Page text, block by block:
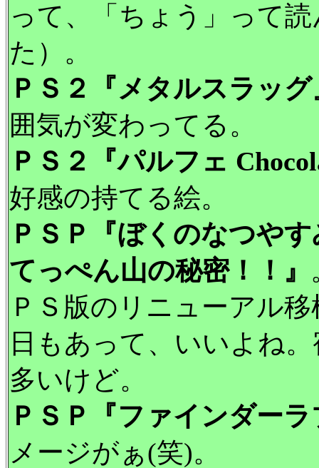
って、「ちょう」って
た）。
ＰＳ２『メタルスラッグ
囲気が変わってる。
ＰＳ２『パルフェ
好感の持てる絵。
ＰＳＰ『ぼくのなつや
てっぺん山の秘密！！』
ＰＳ版のリニューアル
日もあって、いいよね
多いけど。
ＰＳＰ『ファインダーラ
メージがぁ(笑)。